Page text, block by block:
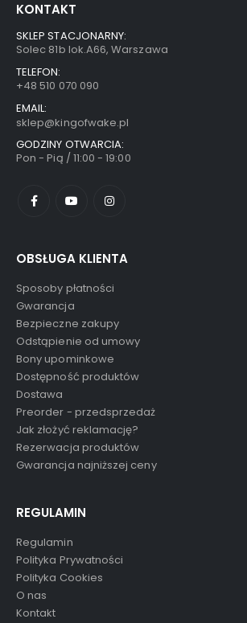
KONTAKT
SKLEP STACJONARNY:
Solec 81b lok.A66, Warszawa
TELEFON:
+48 510 070 090
EMAIL:
sklep@kingofwake.pl
GODZINY OTWARCIA:
Pon - Pią / 11:00 - 19:00
OBSŁUGA KLIENTA
Sposoby płatności
Gwarancja
Bezpieczne zakupy
Odstąpienie od umowy
Bony upominkowe
Dostępność produktów
Dostawa
Preorder - przedsprzedaż
Jak złożyć reklamację?
Rezerwacja produktów
Gwarancja najniższej ceny
REGULAMIN
Regulamin
Polityka Prywatności
Polityka Cookies
O nas
Kontakt